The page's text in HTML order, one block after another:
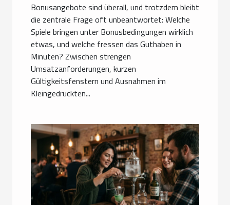
Bonusangebote sind überall, und trotzdem bleibt
die zentrale Frage oft unbeantwortet: Welche
Spiele bringen unter Bonusbedingungen wirklich
etwas, und welche fressen das Guthaben in
Minuten? Zwischen strengen
Umsatzanforderungen, kurzen
Gültigkeitsfenstern und Ausnahmen im
Kleingedruckten...